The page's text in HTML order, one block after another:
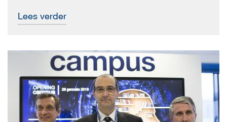
Lees verder